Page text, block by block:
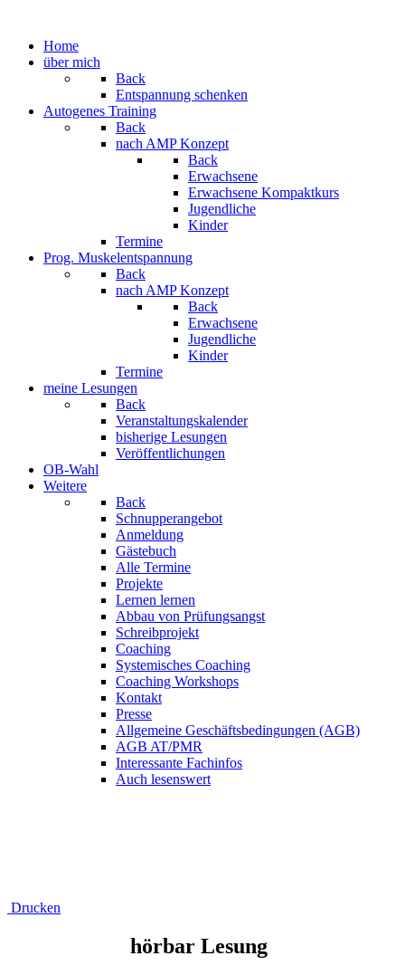
Home
über mich
Back
Entspannung schenken
Autogenes Training
Back
nach AMP Konzept
Back
Erwachsene
Erwachsene Kompaktkurs
Jugendliche
Kinder
Termine
Prog. Muskelentspannung
Back
nach AMP Konzept
Back
Erwachsene
Jugendliche
Kinder
Termine
meine Lesungen
Back
Veranstaltungskalender
bisherige Lesungen
Veröffentlichungen
OB-Wahl
Weitere
Back
Schnupperangebot
Anmeldung
Gästebuch
Alle Termine
Projekte
Lernen lernen
Abbau von Prüfungsangst
Schreibprojekt
Coaching
Systemisches Coaching
Coaching Workshops
Kontakt
Presse
Allgemeine Geschäftsbedingungen (AGB)
AGB AT/PMR
Interessante Fachinfos
Auch lesenswert
Drucken
hörbar Lesung